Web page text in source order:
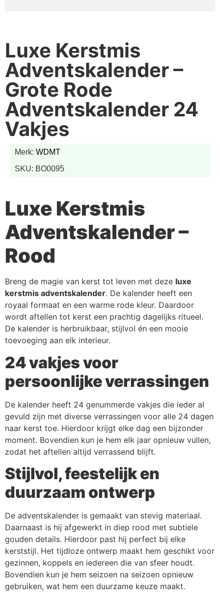
Luxe Kerstmis
Adventskalender –
Grote Rode
Adventskalender 24
Vakjes
Merk: WDMT
SKU: BO0095
Luxe Kerstmis
Adventskalender –
Rood
Breng de magie van kerst tot leven met deze luxe
kerstmis adventskalender. De kalender heeft een
royaal formaat en een warme rode kleur. Daardoor
wordt aftellen tot kerst een prachtig dagelijks ritueel.
De kalender is herbruikbaar, stijlvol én een mooie
toevoeging aan elk interieur.
24 vakjes voor
persoonlijke verrassingen
De kalender heeft 24 genummerde vakjes die ieder al
gevuld zijn met diverse verrassingen voor alle 24 dagen
naar kerst toe. Hierdoor krijgt elke dag een bijzonder
moment. Bovendien kun je hem elk jaar opnieuw vullen,
zodat het aftellen altijd verrassend blijft.
Stijlvol, feestelijk en
duurzaam ontwerp
De adventskalender is gemaakt van stevig materiaal.
Daarnaast is hij afgewerkt in diep rood met subtiele
gouden details. Hierdoor past hij perfect bij elke
kerststijl. Het tijdloze ontwerp maakt hem geschikt voor
gezinnen, koppels en iedereen die van sfeer houdt.
Bovendien kun je hem seizoen na seizoen opnieuw
gebruiken, wat hem een duurzame keuze maakt.